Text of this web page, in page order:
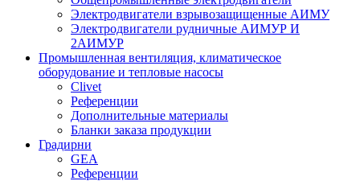
Электродвигатели взрывозащищенные АИМУ
Электродвигатели рудничные АИМУР И
2АИМУР
Промышленная вентиляция, климатическое
оборудование и тепловые насосы
Clivet
Референции
Дополнительные материалы
Бланки заказа продукции
Градирни
GEA
Референции